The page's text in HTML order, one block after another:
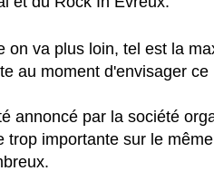
on va plus loin, tel est la
au moment d'envisager ce
annoncé par la société
importante sur le